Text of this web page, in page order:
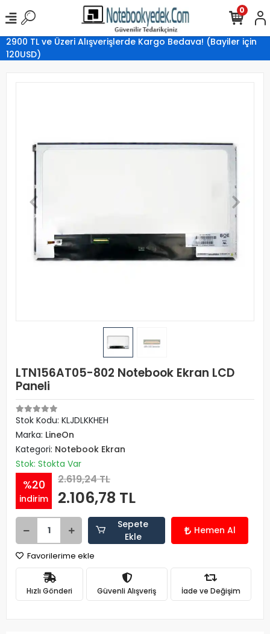
2900 TL ve Üzeri Alışverişlerde Kargo Bedava! (Bayiler için
120USD)
0
LTN156AT05-802 Notebook Ekran LCD
Paneli
Stok Kodu: KLJDLKKHEH
Marka: LineOn
Kategori: Notebook Ekran
Stok: Stokta Var
%20
indirim
2.619,24 TL
2.106,78 TL
Sepete
Ekle
Hemen Al
Favorilerime ekle
Hızlı Gönderi Güvenli Alışveriş İade ve Değişim